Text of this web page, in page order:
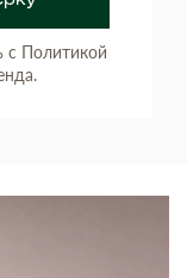
с Политикой